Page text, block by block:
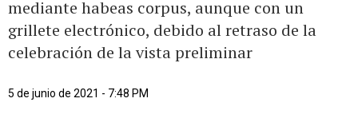
mediante habeas corpus, aunque con un
grillete electrónico, debido al retraso de la
celebración de la vista preliminar
5 de junio de 2021 - 7:48 PM